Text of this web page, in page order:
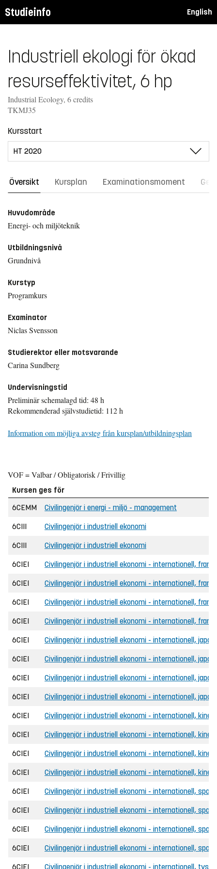
Studieinfo English
Industriell ekologi för ökad
resurseffektivitet, 6 hp
Industrial Ecology, 6 credits
TKMJ35
Kursstart
Översikt Kursplan Examinationsmoment
Huvudområde
Energi- och miljöteknik
Utbildningsnivå
Grundnivå
Kurstyp
Programkurs
Examinator
Niclas Svensson
Studierektor eller motsvarande
Carina Sundberg
Undervisningstid
Preliminär schemalagd tid: 48 h
Rekommenderad självstudietid: 112 h
Information om möjliga avsteg från kursplan/utbildningsplan
VOF = Valbar / Obligatorisk / Frivillig
Kursen ges för
6CEMM
Civilingenjör i energi - miljö - management
6CIII Civilingenjör i industriell ekonomi
6CIII Civilingenjör i industriell ekonomi
6CIEI Civilingenjör i industriell ekonomi - internationell,
6CIEI Civilingenjör i industriell ekonomi - internationell,
6CIEI Civilingenjör i industriell ekonomi - internationell,
6CIEI Civilingenjör i industriell ekonomi - internationell,
6CIEI Civilingenjör i industriell ekonomi - internationell,
6CIEI Civilingenjör i industriell ekonomi - internationell,
6CIEI Civilingenjör i industriell ekonomi - internationell,
6CIEI Civilingenjör i industriell ekonomi - internationell,
6CIEI Civilingenjör i industriell ekonomi - internationell,
6CIEI Civilingenjör i industriell ekonomi - internationell,
6CIEI Civilingenjör i industriell ekonomi - internationell,
6CIEI Civilingenjör i industriell ekonomi - internationell,
6CIEI Civilingenjör i industriell ekonomi - internationell,
6CIEI Civilingenjör i industriell ekonomi - internationell,
6CIEI Civilingenjör i industriell ekonomi - internationell,
6CIEI Civilingenjör i industriell ekonomi - internationell,
6CIEI Civilingenjör i industriell ekonomi - internationell, tyska